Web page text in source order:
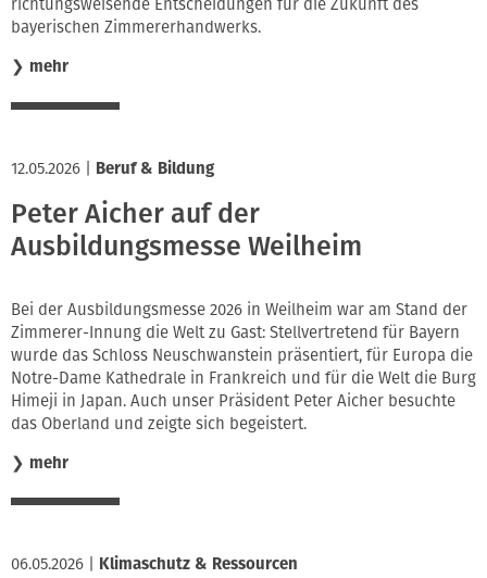
richtungsweisende Entscheidungen für die Zukunft des
bayerischen Zimmererhandwerks.
❯ mehr
12.05.2026 Beruf & Bildung
Peter Aicher auf der
Ausbildungsmesse Weilheim
Bei der Ausbildungsmesse 2026 in Weilheim war am Stand der
Zimmerer-Innung die Welt zu Gast: Stellvertretend für Bayern
wurde das Schloss Neuschwanstein präsentiert, für Europa die
Notre-Dame Kathedrale in Frankreich und für die Welt die Burg
Himeji in Japan. Auch unser Präsident Peter Aicher besuchte
das Oberland und zeigte sich begeistert.
❯ mehr
06.05.2026 Klimaschutz & Ressourcen